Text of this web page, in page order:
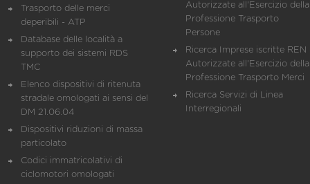
Trasporto delle merci
deperibili - ATP
Database delle località a
supporto dei sistemi RDS
TMC
Elenco dispositivi di ritenuta
stradale omologati ai sensi del
DM 21.06.04
Dispositivi riduzioni di massa
particolato
Codici immatricolativi di
ciclomotori omologati
Autorizzate all'Esercizio della
Professione Trasporto
Persone
Ricerca Imprese iscritte REN
Autorizzate all'Esercizio della
Professione Trasporto Merci
Ricerca Servizi di Linea
Interregionali